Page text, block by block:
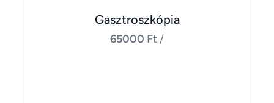
Gasztroszkópia
65000 Ft /